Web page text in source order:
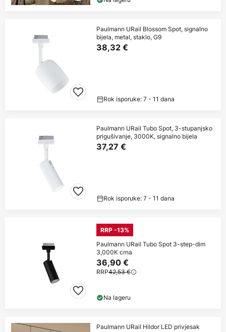
Paulmann URail Blossom Spot, signalno
bijela, metal, staklo, G9
38,32 €
Rok isporuke: 7 - 11 dana
Paulmann URail Tubo Spot, 3-stupanjsko
prigušivanje, 3000K, signalno bijela
37,27 €
Rok isporuke: 7 - 11 dana
RRP -13%
Paulmann URail Tubo Spot 3-step-dim
3,000K crna
36,90 €
RRP42,53 €
Na lageru
Paulmann URail Hildor LED privjesak